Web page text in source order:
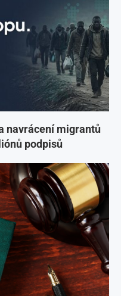
navrácení migrantů
podpisů